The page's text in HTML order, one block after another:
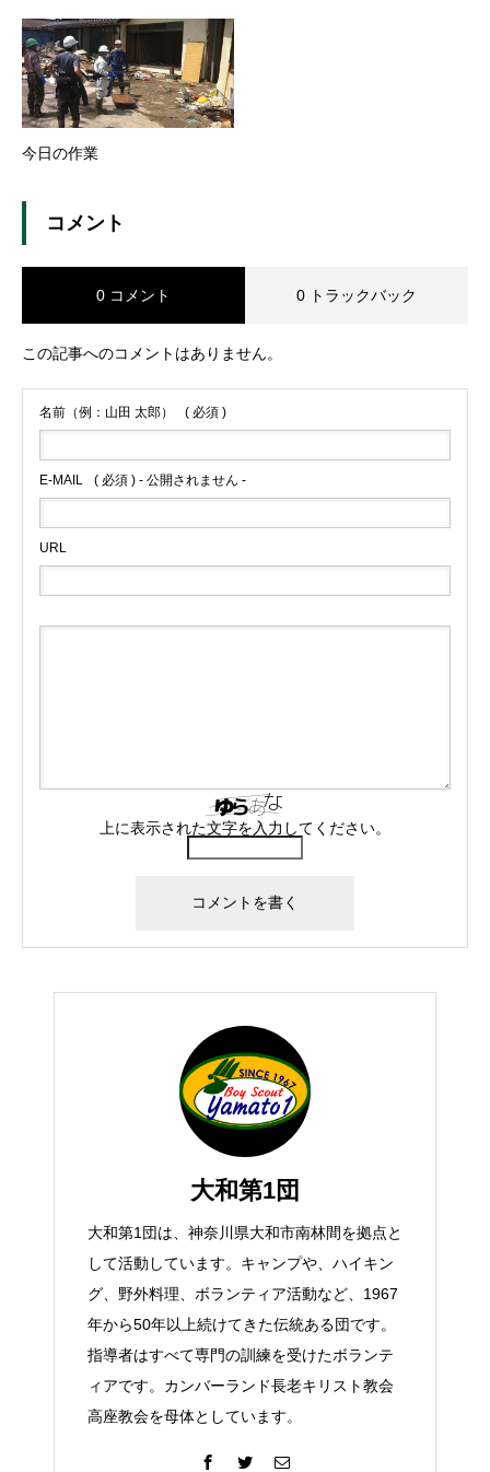
今日の作業
コメント
0 コメント 0 トラックバック
この記事へのコメントはありません。
名前（例：山田 太郎） ( 必須 )
E-MAIL ( 必須 ) - 公開されません -
URL
上に表示された文字を入力してください。
大和第1団
大和第1団は、神奈川県大和市南林間を拠点と
して活動しています。キャンプや、ハイキン
グ、野外料理、ボランティア活動など、1967
年から50年以上続けてきた伝統ある団です。
指導者はすべて専門の訓練を受けたボランテ
ィアです。カンバーランド長老キリスト教会
高座教会を母体としています。